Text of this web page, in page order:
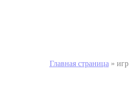
Главная страница » игр